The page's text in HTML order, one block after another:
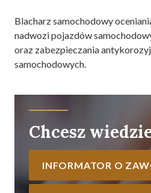
Blacharz samochodowy
nadwozi pojazdów
oraz zabezpieczania
samochodowych.
Chcesz
INFORMATOR O